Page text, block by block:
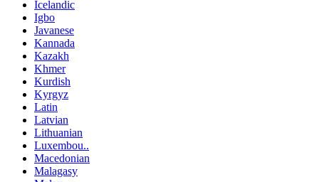
Icelandic
Igbo
Javanese
Kannada
Kazakh
Khmer
Kurdish
Kyrgyz
Latin
Latvian
Lithuanian
Luxembou..
Macedonian
Malagasy